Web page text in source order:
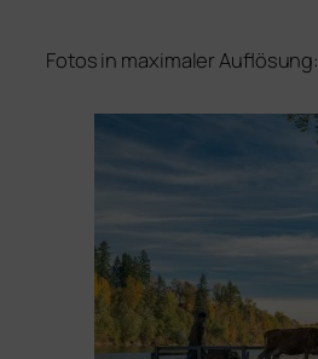
Fotos in maxi­ma­ler Auflösung: